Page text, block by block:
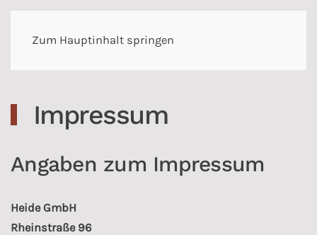
Zum Hauptinhalt springen
Impressum
Angaben zum Impressum
Heide GmbH
Rheinstraße 96